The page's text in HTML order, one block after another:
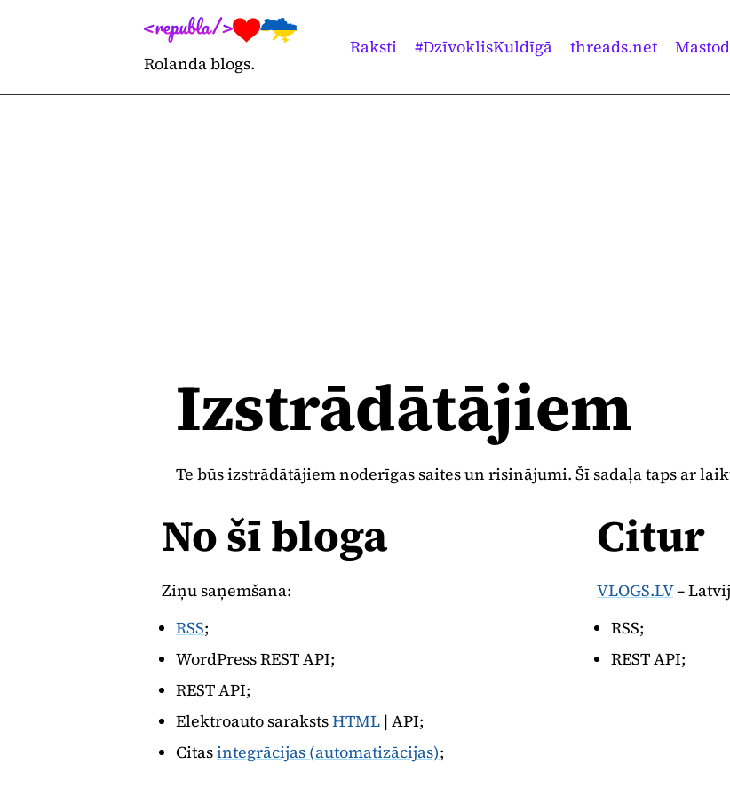
Rolanda blogs.
Raksti #DzīvoklisKuldīgā threads.net
Izstrādātājiem
Te būs izstrādātājiem noderīgas saites un risinājumi. Šī sadaļa taps ar
No šī bloga
Ziņu saņemšana:
RSS;
WordPress REST API;
REST API;
Elektroauto sarakstsHTML | API;
Citasintegrācijas (automatizācijas);
Citur
VLOGS.LV–
RSS;
REST API;